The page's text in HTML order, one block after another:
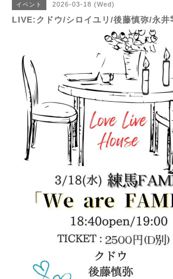
イベント 2026-03-18 (Wed)
LIVE:クドウ/シロイユリ/後藤慎弥/永井